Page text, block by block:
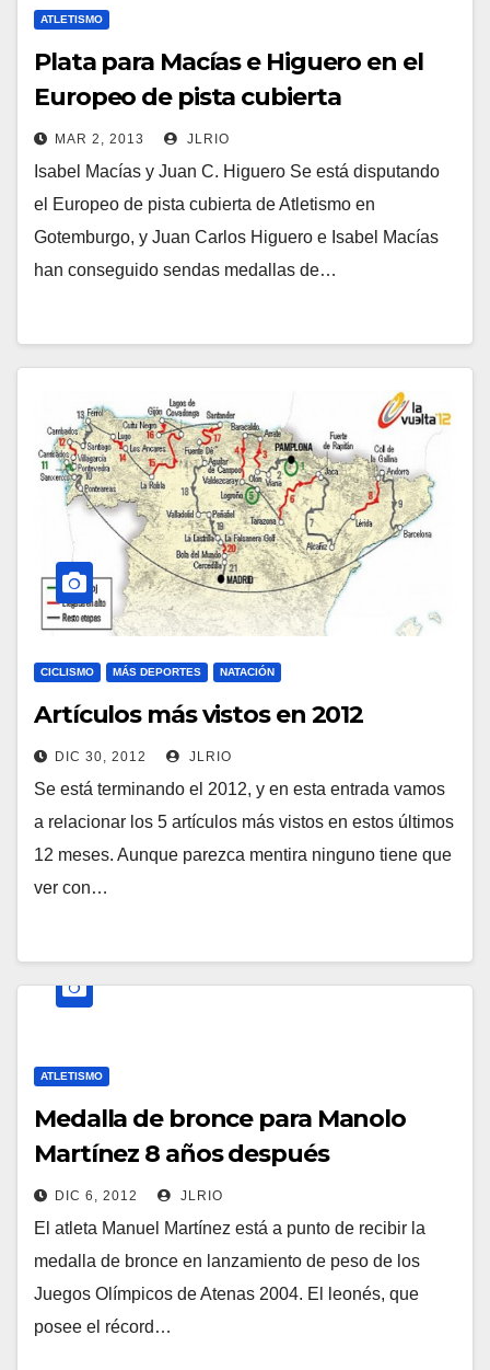
ATLETISMO
Plata para Macías e Higuero en el
Europeo de pista cubierta
MAR 2, 2013 JLRIO
Isabel Macías y Juan C. Higuero Se está disputando
el Europeo de pista cubierta de Atletismo en
Gotemburgo, y Juan Carlos Higuero e Isabel Macías
han conseguido sendas medallas de…
CICLISMO MÁS DEPORTES NATACIÓN
Artículos más vistos en 2012
DIC 30, 2012 JLRIO
Se está terminando el 2012, y en esta entrada vamos
a relacionar los 5 artículos más vistos en estos últimos
12 meses. Aunque parezca mentira ninguno tiene que
ver con…
ATLETISMO
Medalla de bronce para Manolo
Martínez 8 años después
DIC 6, 2012 JLRIO
El atleta Manuel Martínez está a punto de recibir la
medalla de bronce en lanzamiento de peso de los
Juegos Olímpicos de Atenas 2004. El leonés, que
posee el récord…